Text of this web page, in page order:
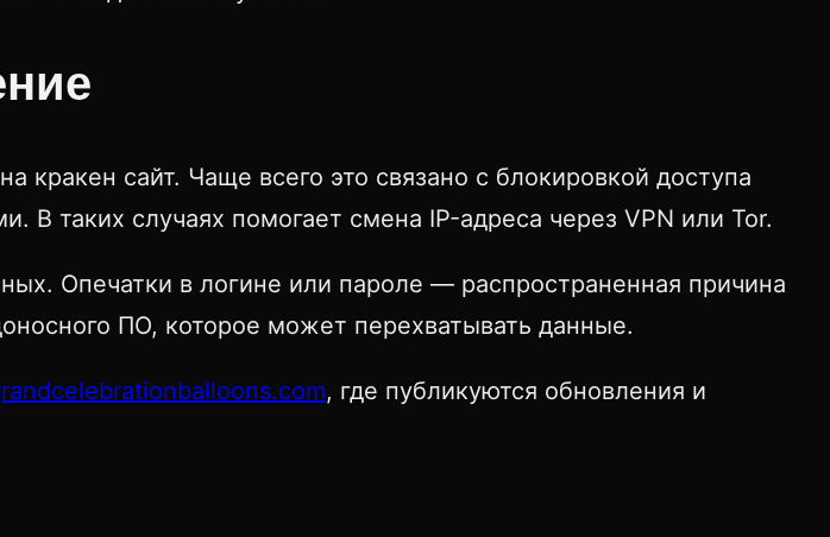
кракен сайт. Чаще всего это связано с блокировкой доступа
таких случаях помогает смена IP-адреса через VPN или Tor.
Опечатки в логине или пароле — распространенная причина
ПО, которое может перехватывать данные.
, где публикуются обновления и